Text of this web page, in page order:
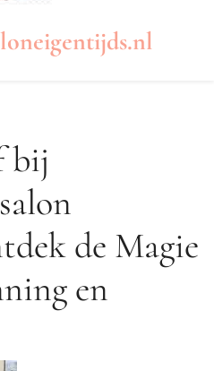
bij
de Magie
en